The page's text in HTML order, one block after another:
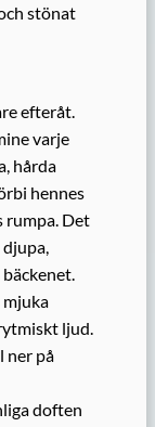
stönat
efteråt.
varje
hårda
hennes
rumpa. Det
mjuka
ljud.
ner på
doften